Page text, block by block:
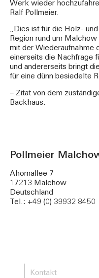
Werk wieder
Ralf Pollmeier.
„Dies ist für die Holz-
Region rund um
mit der Wiederaufnahme
einerseits die Nachfrage
und andererseits bringt
für eine dünn besiedelte
– Zitat von dem
Backhaus.
Pollmeier
Ahornallee 7
17213 Malchow
Deutschland
Tel.: +49 (0) 39932 8450
Kontakt